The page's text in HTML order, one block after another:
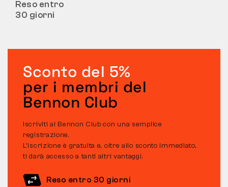
Reso entro
30 giorni
Sconto del 5%
per i membri del
Bennon Club
Iscriviti al Bennon Club con una semplice
registrazione.
L’iscrizione è gratuita e, oltre allo sconto immediato,
ti darà accesso a tanti altri vantaggi.
Reso entro 30 giorni